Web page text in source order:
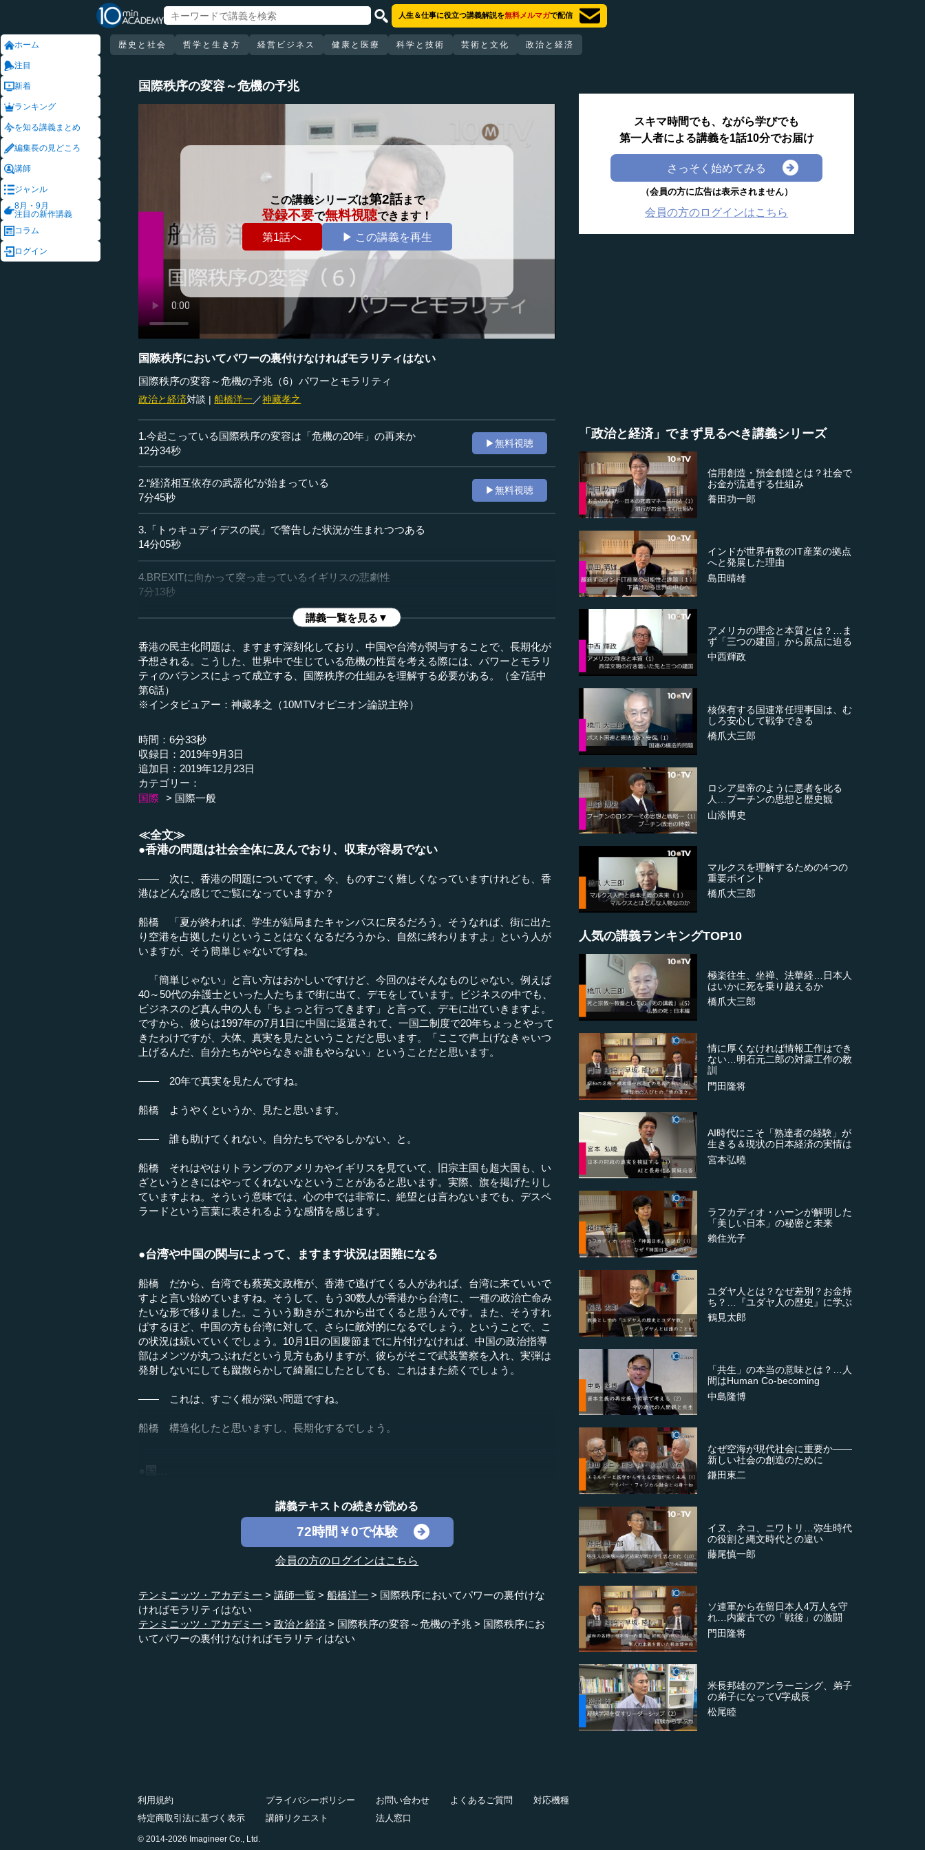
ホーム
注目
新着
ランキング
を知る講義まとめ
編集長の見どころ
講師
ジャンル
8月・9月
注目の新作講義
コラム
ログイン
人生＆仕事に役立つ講義解説を無料メルマガで配信
歴史と社会 哲学と生き方 経営ビジネス 健康と医療 科学と技術 芸術と文化 政治と経済
国際秩序の変容～危機の予兆
この講義シリーズは第2話まで
登録不要で無料視聴できます！
第1話へ
▶ この講義を再生
国際秩序においてパワーの裏付けなければモラリティはない
国際秩序の変容～危機の予兆（6）パワーとモラリティ
政治と経済対談 |船橋洋一／神藏孝之
1.今起こっている国際秩序の変容は「危機の20年」の再来か
12分34秒
▶無料視聴
2.“経済相互依存の武器化”が始まっている
7分45秒
▶無料視聴
3.「トゥキュディデスの罠」で警告した状況が生まれつつある
14分05秒
4.BREXITに向かって突っ走っているイギリスの悲劇性
7分13秒
講義一覧を見る▼
香港の民主化問題は、ますます深刻化しており、中国や台湾が関与することで、長期化が
予想される。こうした、世界中で生じている危機の性質を考える際には、パワーとモラリ
ティのバランスによって成立する、国際秩序の仕組みを理解する必要がある。（全7話中
第6話）
※インタビュアー：神藏孝之（10MTVオピニオン論説主幹）
時間：6分33秒
収録日：2019年9月3日
追加日：2019年12月23日
カテゴリー：
国際
国際一般
≪全文≫
●香港の問題は社会全体に及んでおり、収束が容易でない
―― 次に、香港の問題についてです。今、ものすごく難しくなっていますけれども、香
港はどんな感じでご覧になっていますか？
船橋 「夏が終われば、学生が結局またキャンパスに戻るだろう。そうなれば、街に出た
り空港を占拠したりということはなくなるだろうから、自然に終わりますよ」という人が
いますが、そう簡単じゃないですね。
「簡単じゃない」と言い方はおかしいですけど、今回のはそんなものじゃない。例えば
40～50代の弁護士といった人たちまで街に出て、デモをしています。ビジネスの中でも、
ビジネスのど真ん中の人も「ちょっと行ってきます」と言って、デモに出ていきますよ。
ですから、彼らは1997年の7月1日に中国に返還されて、一国二制度で20年ちょっとやって
きたわけですが、大体、真実を見たということだと思います。「ここで声上げなきゃいつ
上げるんだ、自分たちがやらなきゃ誰もやらない」ということだと思います。
―― 20年で真実を見たんですね。
船橋 ようやくというか、見たと思います。
―― 誰も助けてくれない。自分たちでやるしかない、と。
船橋 それはやはりトランプのアメリカやイギリスを見ていて、旧宗主国も超大国も、い
ざというときにはやってくれないなということがあると思います。実際、旗を掲げたりし
ていますよね。そういう意味では、心の中では非常に、絶望とは言わないまでも、デスペ
ラードという言葉に表されるような感情を感じます。
●台湾や中国の関与によって、ますます状況は困難になる
船橋 だから、台湾でも蔡英文政権が、香港で逃げてくる人があれば、台湾に来ていいで
すよと言い始めていますね。そうして、もう30数人が香港から台湾に、一種の政治亡命み
たいな形で移りました。こういう動きがこれから出てくると思うんです。また、そうすれ
ばするほど、中国の方も台湾に対して、さらに敵対的になるでしょう。ということで、こ
の状況は続いていくでしょう。10月1日の国慶節までに片付けなければ、中国の政治指導
部はメンツが丸つぶれだという見方もありますが、彼らがそこで武装警察を入れ、実弾は
発射しないにしても蹴散らかして綺麗にしたとしても、これはまた続くでしょう。
―― これは、すごく根が深い問題ですね。
船橋 構造化したと思いますし、長期化するでしょう。
講義テキストの続きが読める
72時間￥0で体験
会員の方のログインはこちら
テンミニッツ・アカデミー 講師一覧 船橋洋一
国際秩序においてパワーの裏付けな
ければモラリティはない
テンミニッツ・アカデミー
政治と経済 国際秩序の変容～危機の予兆
国際秩序にお
いてパワーの裏付けなければモラリティはない
スキマ時間でも、ながら学びでも
第一人者による講義を1話10分でお届け
さっそく始めてみる
（会員の方に広告は表示されません）
会員の方のログインはこちら
「政治と経済」でまず見るべき講義シリーズ
信用創造・預金創造とは？社会で
お金が流通する仕組み
養田功一郎
インドが世界有数のIT産業の拠点
へと発展した理由
島田晴雄
アメリカの理念と本質とは？…ま
ず「三つの建国」から原点に迫る
中西輝政
核保有する国連常任理事国は、む
しろ安心して戦争できる
橋爪大三郎
ロシア皇帝のように悪者を叱る
人…プーチンの思想と歴史観
山添博史
マルクスを理解するための4つの
重要ポイント
橋爪大三郎
人気の講義ランキングTOP10
極楽往生、坐禅、法華経…日本人
はいかに死を乗り越えるか
橋爪大三郎
情に厚くなければ情報工作はでき
ない…明石元二郎の対露工作の教
訓
門田隆将
AI時代にこそ「熟達者の経験」が
生きる＆現状の日本経済の実情は
宮本弘曉
ラフカディオ・ハーンが解明した
「美しい日本」の秘密と未来
賴住光子
ユダヤ人とは？なぜ差別？お金持
ち？…『ユダヤ人の歴史』に学ぶ
鶴見太郎
「共生」の本当の意味とは？…人
間はHuman Co-becoming
中島隆博
なぜ空海が現代社会に重要か――
新しい社会の創造のために
鎌田東二
イヌ、ネコ、ニワトリ…弥生時代
の役割と縄文時代との違い
藤尾慎一郎
ソ連軍から在留日本人4万人を守
れ…内蒙古での「戦後」の激闘
門田隆将
米長邦雄のアンラーニング、弟子
の弟子になってV字成長
松尾睦
利用規約 プライバシーポリシー お問い合わせ よくあるご質問
対応機種
特定商取引法に基づく表示
講師リクエスト 法人窓口
© 2014-2026 Imagineer Co., Ltd.